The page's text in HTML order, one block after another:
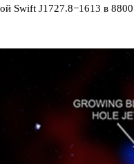
Swift J1727.8−1613 в